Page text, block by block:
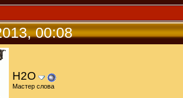
00:08
H2O
Мастер слова